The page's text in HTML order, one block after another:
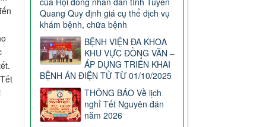
Quang Quy định giá cụ thể dịch vụ
khám bệnh, chữa bệnh
BỆNH VIỆN ĐA KHOA
KHU VỰC ĐỒNG VĂN –
ÁP DỤNG TRIỂN KHAI
BỆNH ÁN ĐIỆN TỬ TỪ 01/10/2025
THÔNG BÁO Về lịch
nghỉ Tết Nguyên đán
năm 2026